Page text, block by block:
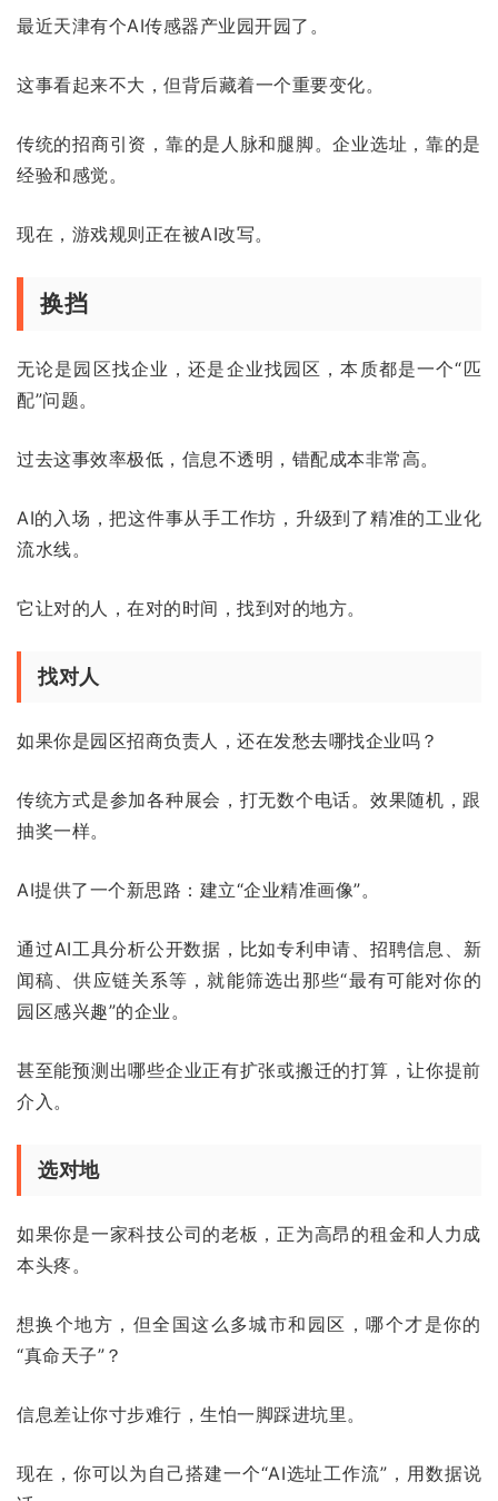
最近天津有个AI传感器产业园开园了。
这事看起来不大，但背后藏着一个重要变化。
传统的招商引资，靠的是人脉和腿脚。企业选址，靠的是
经验和感觉。
现在，游戏规则正在被AI改写。
换挡
无论是园区找企业，还是企业找园区，本质都是一个“匹
配”问题。
过去这事效率极低，信息不透明，错配成本非常高。
AI的入场，把这件事从手工作坊，升级到了精准的工业化
流水线。
它让对的人，在对的时间，找到对的地方。
找对人
如果你是园区招商负责人，还在发愁去哪找企业吗？
传统方式是参加各种展会，打无数个电话。效果随机，跟
抽奖一样。
AI提供了一个新思路：建立“企业精准画像”。
通过AI工具分析公开数据，比如专利申请、招聘信息、新
闻稿、供应链关系等，就能筛选出那些“最有可能对你的
园区感兴趣”的企业。
甚至能预测出哪些企业正有扩张或搬迁的打算，让你提前
介入。
选对地
如果你是一家科技公司的老板，正为高昂的租金和人力成
本头疼。
想换个地方，但全国这么多城市和园区，哪个才是你的
“真命天子”？
信息差让你寸步难行，生怕一脚踩进坑里。
现在，你可以为自己搭建一个“AI选址工作流”，用数据说